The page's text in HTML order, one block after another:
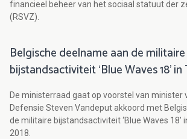
financieel beheer van het sociaal statuut der
(RSVZ).
Belgische deelname aan de militaire
bijstandsactiviteit ‘Blue Waves 18’
De ministerraad gaat op voorstel van minister
Defensie Steven Vandeput akkoord met
de militaire bijstandsactiviteit ‘Blue Waves 18’
2018.